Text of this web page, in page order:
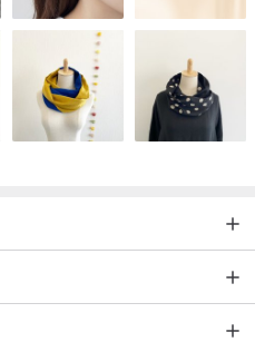
域或偏远区需到网点自提或加收